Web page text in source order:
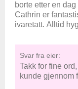
borte etter en
Cathrin er
ivaretatt. Alltid
Svar fra eier:
Takk for fine
kunde